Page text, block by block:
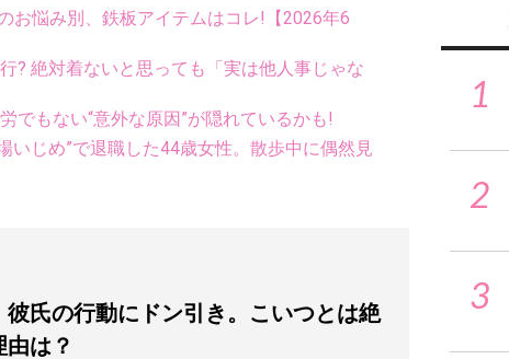
お悩み別、鉄板アイテムはコレ!【2026年6
? 絶対着ないと思っても「実は他人事じゃな
でもない“意外な原因”が隠れているかも!
じめ”で退職した44歳女性。散歩中に偶然見
氏の行動にドン引き。こいつとは絶
は？
1
2
3